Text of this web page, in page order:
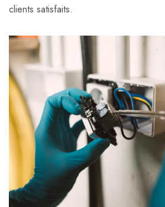
clients satisfaits.